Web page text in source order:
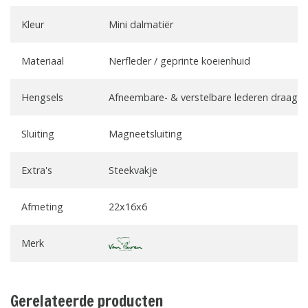
Kleur Mini dalmatiër
Materiaal Nerfleder / geprinte koeienhuid
Hengsels Afneembare- & verstelbare lederen
Sluiting Magneetsluiting
Extra's Steekvakje
Afmeting 22x16x6
Merk
Gerelateerde producten